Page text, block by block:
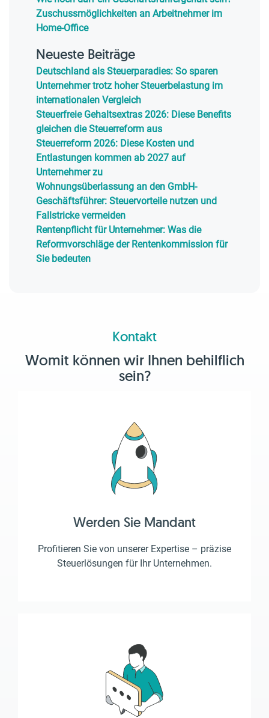
Zuschussmöglichkeiten an Arbeitnehmer im
Home-Office
Neueste Beiträge
Deutschland als Steuerparadies: So sparen
Unternehmer trotz hoher Steuerbelastung im
internationalen Vergleich
Steuerfreie Gehaltsextras 2026: Diese Benefits
gleichen die Steuerreform aus
Steuerreform 2026: Diese Kosten und
Entlastungen kommen ab 2027 auf
Unternehmer zu
Wohnungsüberlassung an den GmbH-
Geschäftsführer: Steuervorteile nutzen und
Fallstricke vermeiden
Rentenpflicht für Unternehmer: Was die
Reformvorschläge der Rentenkommission für
Sie bedeuten
Kontakt
Womit können wir Ihnen behilflich
sein?
Werden Sie Mandant
Profitieren Sie von unserer Expertise – präzise
Steuerlösungen für Ihr Unternehmen.